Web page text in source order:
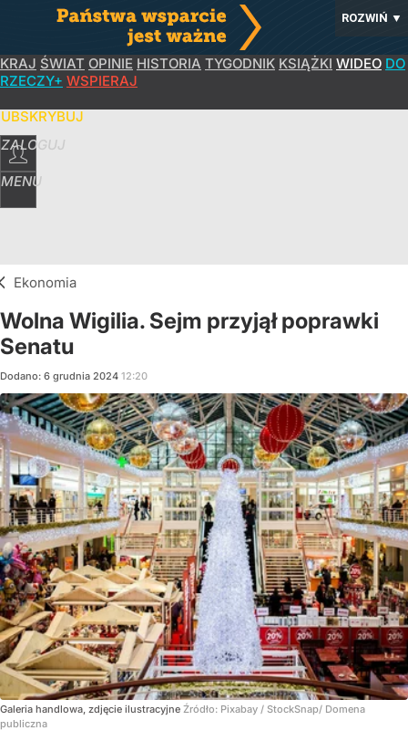
ROZWIŃ ▼
KRAJ ŚWIAT OPINIE HISTORIA TYGODNIK KSIĄŻKI WIDEO DO
RZECZY+ WSPIERAJ
ZALOGUJ
MENU
Ekonomia
Wolna Wigilia. Sejm przyjął poprawki
Senatu
Dodano: 6 grudnia 2024 12:20
Galeria handlowa, zdjęcie ilustracyjne Źródło: Pixabay / StockSnap/ Domena
publiczna